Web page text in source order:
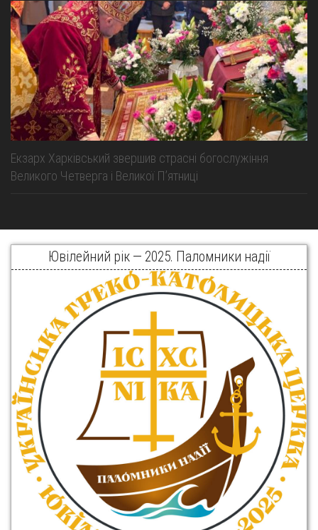
Екзарх Харківський звершив страсні богослужіння
Великого Четверга і Великої Пʼятниці
Ювілейний рік — 2025. Паломники надії